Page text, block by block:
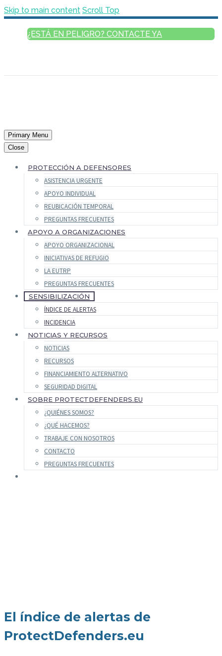
Skip to main content Scroll Top
¿ESTÁ EN PELIGRO? CONTACTE YA
Primary Menu
Close
PROTECCIÓN A DEFENSORES
ASISTENCIA URGENTE
APOYO INDIVIDUAL
REUBICACIÓN TEMPORAL
PREGUNTAS FRECUENTES
APOYO A ORGANIZACIONES
APOYO ORGANIZACIONAL
INICIATIVAS DE REFUGIO
LA EUTRP
PREGUNTAS FRECUENTES
SENSIBILIZACIÓN
ÍNDICE DE ALERTAS
INCIDENCIA
NOTICIAS Y RECURSOS
NOTICIAS
RECURSOS
FINANCIAMIENTO ALTERNATIVO
SEGURIDAD DIGITAL
SOBRE PROTECTDEFENDERS.EU
¿QUIÉNES SOMOS?
¿QUÉ HACEMOS?
TRABAJE CON NOSOTROS
CONTACTO
PREGUNTAS FRECUENTES
El índice de alertas de
ProtectDefenders.eu